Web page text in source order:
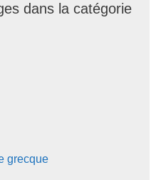
dans la catégorie
grecque